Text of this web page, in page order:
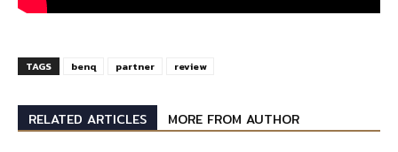
TAGS benq partner review
RELATED ARTICLES MORE FROM AUTHOR